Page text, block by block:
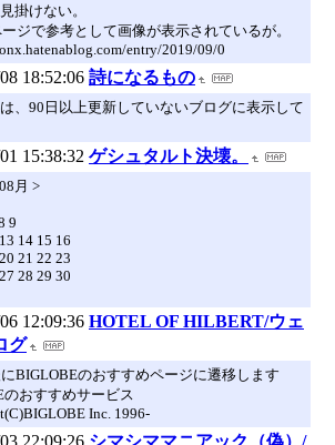
掛けない。
ジで参考として画像が表示されているが。
entry/2019/09/0
18:52:06 詩になるもの
、90日以上更新していないブログに表示して
15:38:32 ゲシュタルト決壊。
月 >
9
14 15 16
21 22 23
28 29 30
12:09:36 HOTEL OF HILBERT/ウェ
グ
BIGLOBEのおすすめページに遷移します
のおすすめサービス
Inc. 1996-
22:09:26 シマシママニアック（偽）/